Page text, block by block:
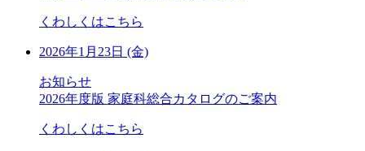
くわしくはこちら
2026年1月23日 (金)
お知らせ
2026年度版 家庭科総合カタログのご案内
くわしくはこちら